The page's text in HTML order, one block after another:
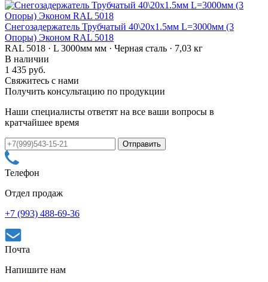
Снегозадержатель Трубчатый 40\20х1.5мм L=3000мм (3
Опоры) Эконом RAL 5018
RAL 5018 · L 3000мм мм · Черная сталь · 7,03 кг
В наличии
1 435 руб.
Свяжитесь с нами
Получить консультацию по продукции
Наши специалисты ответят на все ваши вопросы в
кратчайшее время
Телефон
Отдел продаж
+7 (993) 488-69-36
Почта
Напишите нам